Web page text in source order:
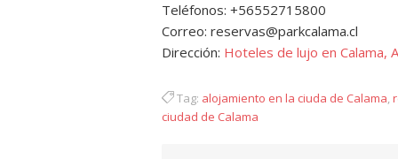
Teléfonos: +56552715800
Correo: reservas@parkcalama.cl
Dirección: Hoteles de lujo en Calama,
Tag: alojamiento en la ciuda de Calama,
ciudad de Calama